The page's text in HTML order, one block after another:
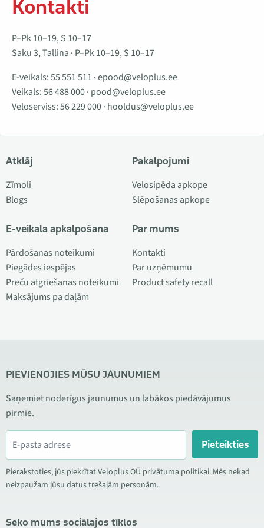
Kontakti
P–Pk 10–19, S 10–17
Saku 3, Tallina · P–Pk 10–19, S 10–17
E-veikals:55 551 511 ·epood@veloplus.ee
Veikals:56 488 000· pood@veloplus.ee
Veloserviss:56 229 000· hooldus@veloplus.ee
Atklāj
Zīmoli
Blogs
E-veikala apkalpošana
Pārdošanas noteikumi
Piegādes iespējas
Preču atgriešanas noteikumi
Maksājums pa daļām
Pakalpojumi
Velosipēda apkope
Slēpošanas apkope
Par mums
Kontakti
Par uzņēmumu
Product safety recall
PIEVIENOJIES MŪSU JAUNUMIEM
Saņemiet noderīgus jaunumus un labākos piedāvājumus
pirmie.
Pieteikties
Pierakstoties, jūs piekrītat Veloplus OÜ privātuma politikai. Mēs nekad
neizpaužam jūsu datus trešajām personām.
Seko mums sociālajos tīklos